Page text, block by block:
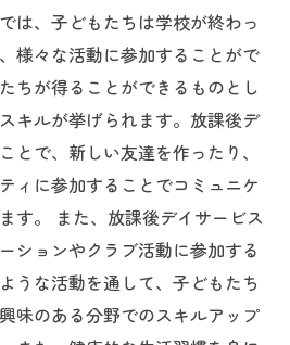
は、子どもたちは学校が終わっ
様々な活動に参加することがで
ちが得ることができるものとし
キルが挙げられます。放課後デ
とで、新しい友達を作ったり、
ィに参加することでコミュニケ
す。 また、放課後デイサービス
ションやクラブ活動に参加する
うな活動を通して、子どもたち
味のある分野でのスキルアップ